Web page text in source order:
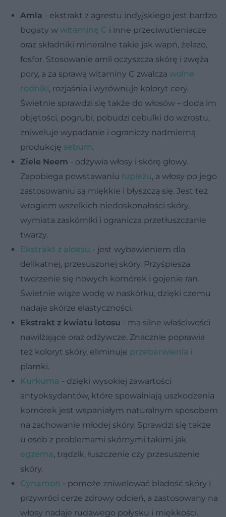
Amla - ekstrakt z agrestu indyjskiego jest bardzo
bogaty w witaminę C i inne przeciwutleniacze
oraz składniki mineralne takie jak wapń, żelazo,
fosfor. Stosowanie amli oczyszcza skórę i zwęża
pory, a za sprawą witaminy C zwalcza wolne
rodniki, rozjaśnia i wyrównuje koloryt cery.
Świetnie sprawdzi się także do włosów – doda im
objętości, pogrubi, pobudzi cebulki do wzrostu,
zniweluje wypadanie i ograniczy nadmierną
produkcję sebum.
Ziele Neem - odżywia włosy i skórę głowy.
Zapobiega powstawaniu łupieżu, a włosy po jego
zastosowaniu są miękkie i błyszczą się. Jest też
wrogiem wszelkich niedoskonałości skóry,
wymiata zaskórniki i ogranicza przetłuszczanie
twarzy.
Ekstrakt z aloesu - jest wybawieniem dla
delikatnej, przesuszonej skóry. Przyśpiesza
tworzenie się nowych komórek i gojenie ran.
Świetnie wiąże wodę w naskórku, dzięki czemu
nadaje skórze elastyczności.
Ekstrakt z kwiatu lotosu - ma silne właściwości
nawilżające oraz odżywcze. Znacznie poprawia
też koloryt skóry, eliminuje przebarwienia i
plamki.
Kurkuma - dzięki wysokiej zawartości
antyoksydantów, które spowalniają uszkodzenia
komórek jest wspaniałym naturalnym sposobem
na zachowanie młodej skóry. Sprawdzi się także
u osób z problemami skórnymi takimi jak
egzema, trądzik, łuszczenie czy przesuszenie
skóry.
Cynamon - pomoże zniwelować bladość skóry i
przywróci cerze zdrowy odcień, a zastosowany na
włosy nadaje rudawego połysku i miękkości.